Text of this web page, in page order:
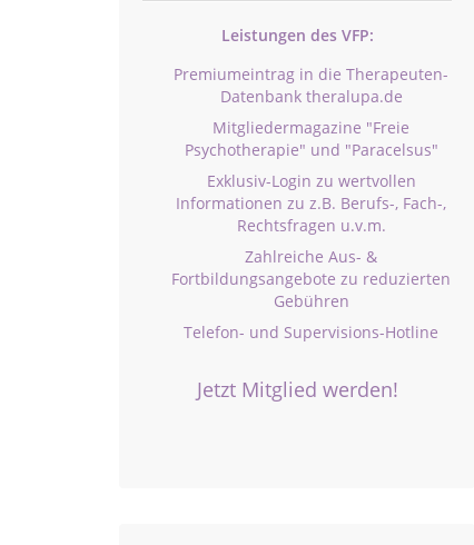
Leistungen des VFP:
Premiumeintrag in die Therapeuten-
Datenbank theralupa.de
Mitgliedermagazine "Freie
Psychotherapie" und "Paracelsus"
Exklusiv-Login zu wertvollen
Informationen zu z.B. Berufs-, Fach-,
Rechtsfragen u.v.m.
Zahlreiche Aus- &
Fortbildungsangebote zu reduzierten
Gebühren
Telefon- und Supervisions-Hotline
Jetzt Mitglied werden!